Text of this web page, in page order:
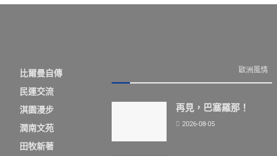
比爾曼自傳
民運交流
淇園漫步
潤南文苑
田牧新著
歐洲風情
再見，巴塞羅那！
2026-08-05